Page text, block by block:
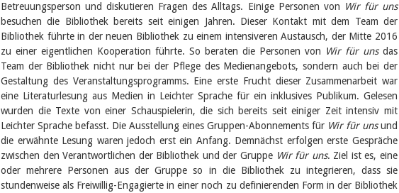
Betreuungsperson und diskutieren Fragen des Alltags. Einige Personen von Wir für uns
besuchen die Bibliothek bereits seit einigen Jahren. Dieser Kontakt mit dem Team der
Bibliothek führte in der neuen Bibliothek zu einem intensiveren Austausch, der Mitte 2016
zu einer eigentlichen Kooperation führte. So beraten die Personen von Wir für uns das
Team der Bibliothek nicht nur bei der Pflege des Medienangebots, sondern auch bei der
Gestaltung des Veranstaltungsprogramms. Eine erste Frucht dieser Zusammenarbeit war
eine Literaturlesung aus Medien in Leichter Sprache für ein inklusives Publikum. Gelesen
wurden die Texte von einer Schauspielerin, die sich bereits seit einiger Zeit intensiv mit
Leichter Sprache befasst. Die Ausstellung eines Gruppen-Abonnements für Wir für unsund
die erwähnte Lesung waren jedoch erst ein Anfang. Demnächst erfolgen erste Gespräche
zwischen den Verantwortlichen der Bibliothek und der Gruppe Wir für uns. Ziel ist es, eine
oder mehrere Personen aus der Gruppe so in die Bibliothek zu integrieren, dass sie
stundenweise als Freiwillig-Engagierte in einer noch zu definierenden Form in der Bibliothek